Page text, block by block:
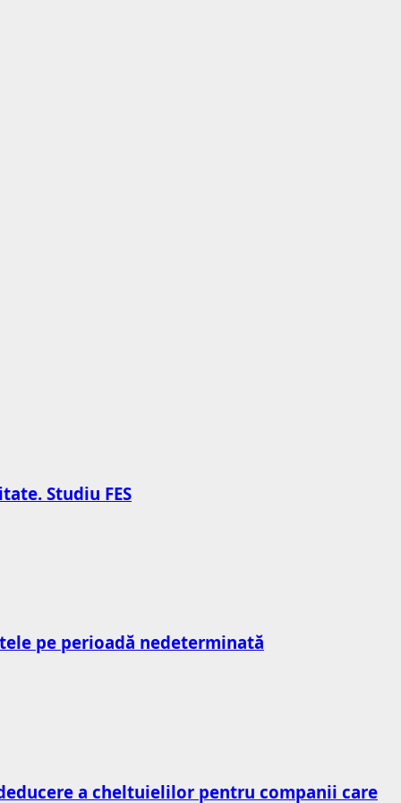
Studiu FES
pe perioadă nedeterminată
a cheltuielilor pentru companii care